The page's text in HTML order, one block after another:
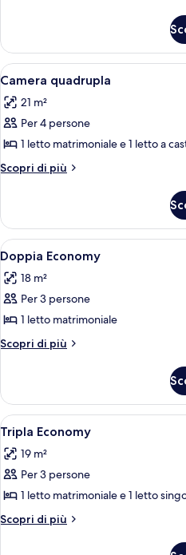
tripla
Apri
tutte
le
foto
per
Camera
11
Camera quadrupla
21 m²
Per 4 persone
1 letto matrimoniale e 1 letto a
Scopri di più
Altri
quadrupla
Apri
tutte
le
foto
per
Doppia
9
Doppia Economy
18 m²
Per 3 persone
1 letto matrimoniale
Scopri di più
Altri
Economy
Apri
tutte
le
foto
per
Tripla
8
Tripla Economy
19 m²
Per 3 persone
1 letto matrimoniale e 1 letto
Scopri di più
Altri